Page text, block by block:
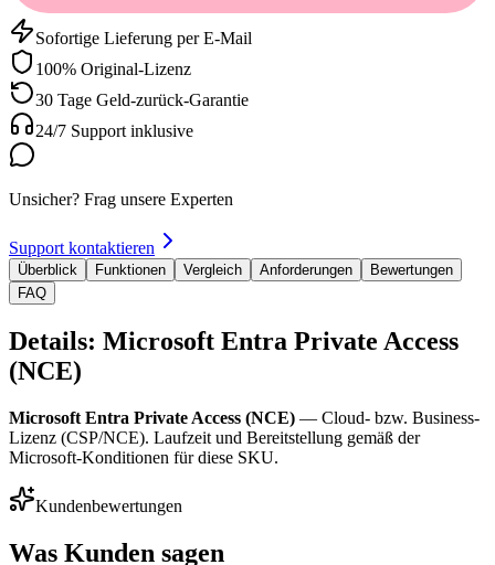
Sofortige Lieferung per E-Mail
100% Original-Lizenz
30 Tage Geld-zurück-Garantie
24/7 Support inklusive
Unsicher? Frag unsere Experten
Support kontaktieren
Überblick Funktionen Vergleich Anforderungen
Bewertungen
FAQ
Details: Microsoft Entra Private Access
(NCE)
Microsoft Entra Private Access (NCE) — Cloud- bzw. Business-
Lizenz (CSP/NCE). Laufzeit und Bereitstellung gemäß der
Microsoft-Konditionen für diese SKU.
Kundenbewertungen
Was Kunden sagen